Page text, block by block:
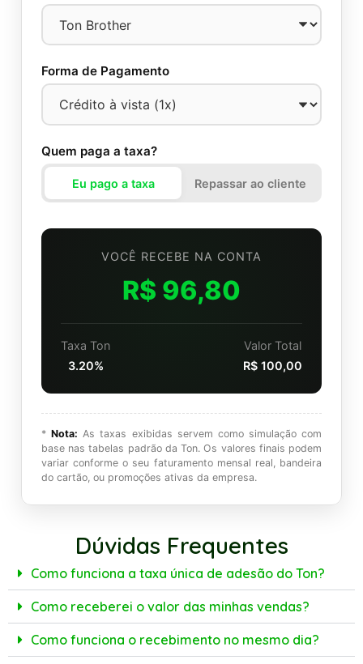
Forma de Pagamento
Quem paga a taxa?
Eu pago a taxa Repassar ao cliente
VOCÊ RECEBE NA CONTA
R$ 96,80
Taxa Ton
3.20%
Valor Total
R$ 100,00
*Nota: As taxas exibidas servem como simulação com
base nas tabelas padrão da Ton. Os valores finais podem
variar conforme o seu faturamento mensal real, bandeira
do cartão, ou promoções ativas da empresa.
Dúvidas Frequentes
Como funciona a taxa única de adesão do Ton?
Como receberei o valor das minhas vendas?
Como funciona o recebimento no mesmo dia?